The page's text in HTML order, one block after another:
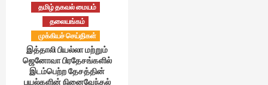
தமிழ் தகவல் மையம்
தலையங்கம்
முக்கியச் செய்திகள்
இத்தாலி பியல்லா மற்றும்
ஜெனோவா பிரதேசங்களில்
இடம்பெற்ற தேசத்தின்
புயல்களின் நினைவேந்தல்